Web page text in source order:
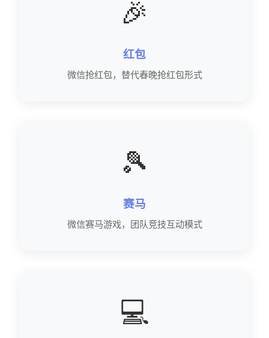
🎉
红包
微信抢红包，替代春晚抢红包形式
🎾
赛马
微信赛马游戏，团队竞技互动模式
💻